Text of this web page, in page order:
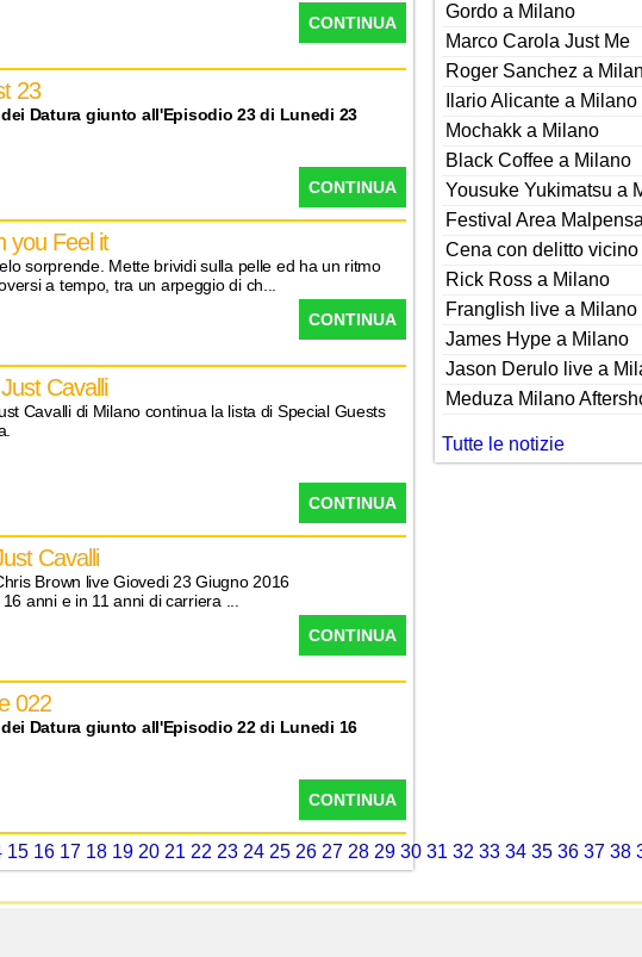
CONTINUA
23
Datura giunto all'Episodio 23 di Lunedi 23
CONTINUA
you Feel it
sorprende. Mette brividi sulla pelle ed ha un ritmo
a tempo, tra un arpeggio di ch...
CONTINUA
Cavalli
Cavalli di Milano continua la lista di Special Guests
CONTINUA
Cavalli
Brown live Giovedi 23 Giugno 2016
anni e in 11 anni di carriera ...
CONTINUA
022
Datura giunto all'Episodio 22 di Lunedi 16
CONTINUA
15 16 17 18 19 20 21 22 23 24 25 26 27 28 29 30 31 32 33 34 35 36 37 38
Gordo a Milano
Marco Carola Just Me
Roger Sanchez a
Ilario Alicante a Milano
Mochakk a Milano
Black Coffee a Milano
Yousuke Yukimatsu a
Festival Area
Cena con delitto vicino
Rick Ross a Milano
Franglish live a Milano
James Hype a Milano
Jason Derulo live a
Meduza Milano
Tutte le notizie